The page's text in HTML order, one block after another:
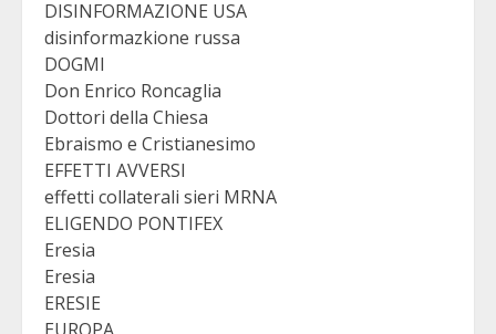
DISINFORMAZIONE USA
disinformazkione russa
DOGMI
Don Enrico Roncaglia
Dottori della Chiesa
Ebraismo e Cristianesimo
EFFETTI AVVERSI
effetti collaterali sieri MRNA
ELIGENDO PONTIFEX
Eresia
Eresia
ERESIE